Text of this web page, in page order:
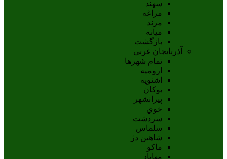
سهند
مراغه
مرند
ميانه
بازگشت
آذربایجان غربی
تمام شهر‌ها
اروميه
اشنويه
بوکان
پيرانشهر
خوي
سردشت
سلماس
شاهين دژ
ماکو
مهاباد